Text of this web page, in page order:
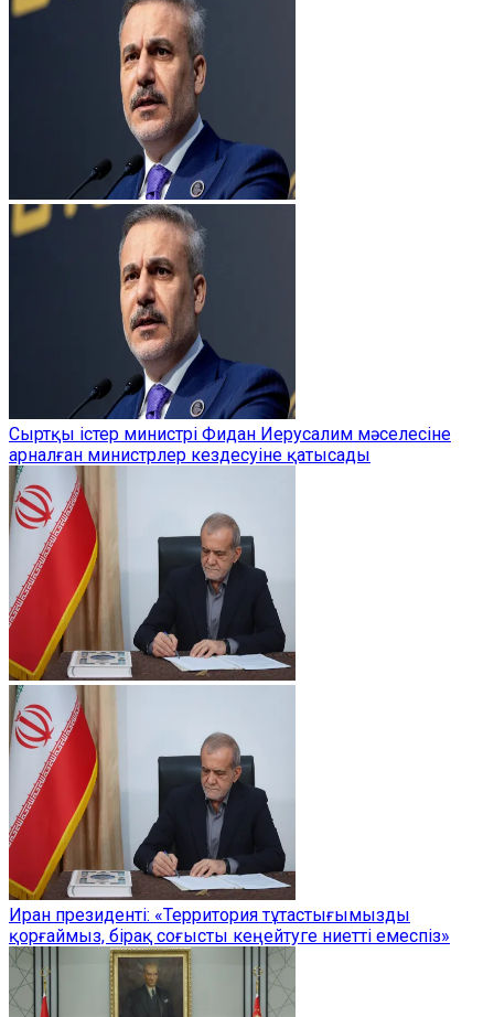
Сыртқы істер министрі Фидан Иерусалим мәселесіне
арналған министрлер кездесуіне қатысады
Иран президенті: «Территория тұтастығымызды
қорғаймыз, бірақ соғысты кеңейтуге ниетті емеспіз»